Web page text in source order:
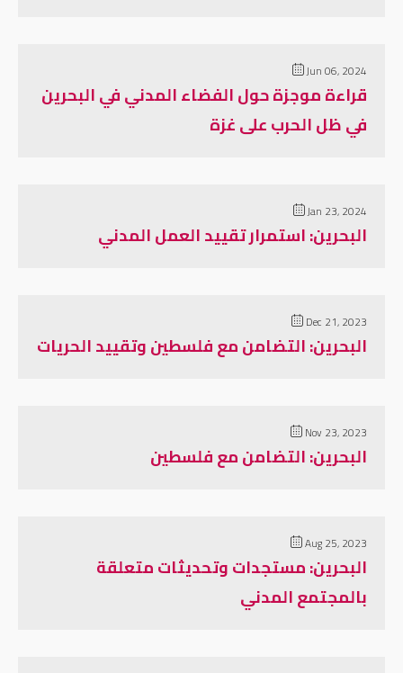
Jun 06, 2024
قراءة موجزة حول الفضاء المدني في البحرين
في ظل الحرب على غزة
Jan 23, 2024
البحرين: استمرار تقييد العمل المدني
Dec 21, 2023
البحرين: التضامن مع فلسطين وتقييد الحريات
Nov 23, 2023
البحرين: التضامن مع فلسطين
Aug 25, 2023
البحرين: مستجدات وتحديثات متعلقة
بالمجتمع المدني